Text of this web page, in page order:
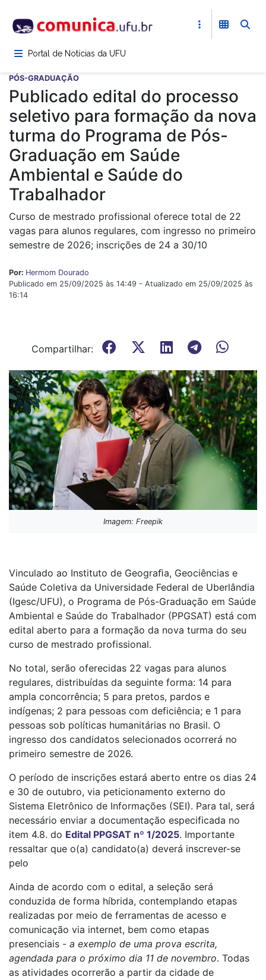
para
conteúdoPortal de Notícias da UFU
PÓS-GRADUAÇÃO
Publicado edital do processo
seletivo para formação da nova
turma do Programa de Pós-
Graduação em Saúde
Ambiental e Saúde do
Trabalhador
Curso de mestrado profissional oferece total de 22
vagas para alunos regulares, com ingresso no primeiro
semestre de 2026; inscrições de 24 a 30/10
Por: Hermom Dourado
Publicado em 25/09/2025 às 14:49 - Atualizado em 25/09/2025 às
16:14
Compartilhar:
Imagem: Freepik
Vinculado ao Instituto de Geograﬁa, Geociências e
Saúde Coletiva da Universidade Federal de Uberlândia
(Igesc/UFU), o Programa de Pós-Graduação em Saúde
Ambiental e Saúde do Trabalhador (PPGSAT) está com
edital aberto para a formação da nova turma do seu
curso de mestrado profissional.
No total, serão oferecidas 22 vagas para alunos
regulares, distribuídas da seguinte forma: 14 para
ampla concorrência; 5 para pretos, pardos e
indígenas; 2 para pessoas com deficiência; e 1 para
pessoas sob políticas humanitárias no Brasil. O
ingresso dos candidatos selecionados ocorrerá no
primeiro semestre de 2026.
O período de inscrições estará aberto entre os dias 24
e 30 de outubro, via peticionamento externo do
Sistema Eletrônico de Informações (SEI). Para tal, será
necessário enviar a documentação especificada no
item 4.8. do Edital PPGSAT nº 1/2025. Importante
ressaltar que o(a) candidato(a) deverá inscrever-se
pelo
Ainda de acordo com o edital, a seleção será
conduzida de forma híbrida, contemplando etapas
realizadas por meio de ferramentas de acesso e
comunicação via internet, bem como etapas
presenciais - a exemplo de uma prova escrita,
agendada para o próximo dia 11 de novembro. Todas
as atividades ocorrerão a partir da cidade de